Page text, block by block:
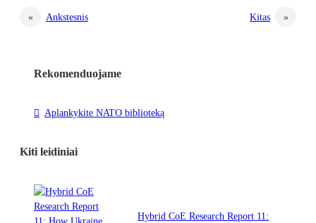
« Ankstesnis Kitas »
Rekomenduojame
Aplankykite NATO biblioteką
Kiti leidiniai
Hybrid CoE Research Report 11: